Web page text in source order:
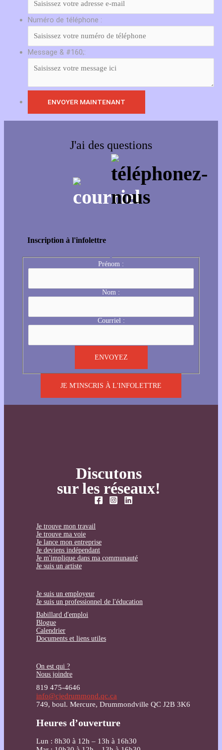
Numéro de téléphone :
Message & #160;:
J'ai des questions
Inscription à l'infolettre
Prénom :
Nom :
Courriel :
JE M'INSCRIS À L'INFOLETTRE
Discutons
sur les réseaux!
Je trouve mon travail
Je trouve ma voie
Je lance mon entreprise
Je deviens indépendant
Je m'implique dans ma communauté
Je suis un artiste
Je suis un employeur
Je suis un professionnel de l'éducation
Babillard d'emploi
Blogue
Calendrier
Documents et liens utiles
On est qui ?
Nous joindre
819 475-4646
info@cjedrummond.qc.ca
749, boul. Mercure, Drummondville QC J2B 3K6
Heures d’ouverture
Lun : 8h30 à 12h – 13h à 16h30